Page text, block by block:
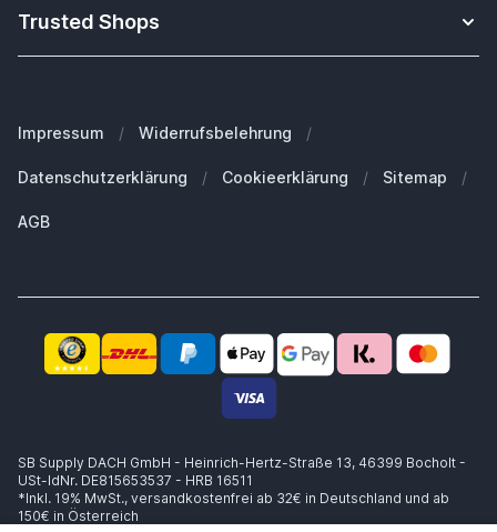
Widerrufsbelehrung
Hier widerrufen
Für Geschäftskunden
Trusted Shops Zertifikat
Kompetente Beratung
14 Tage Widerrufsrecht
Käuferschutz bis zu €20.000
Tablet-Unterrichtsmaterial
Welche Airpods habe ich?
Welchen MagSafe brauche ich?
Über uns
Arbeiten bei SB Supply
Trusted Shops
Impressum / Widerrufsbelehrung /
Datenschutzerklärung / Cookieerklärung / Sitemap /
AGB
SB Supply DACH GmbH - Heinrich-Hertz-Straße 13, 46399 Bocholt -
USt-IdNr. DE815653537 - HRB 16511
*Inkl. 19% MwSt., versandkostenfrei ab 32€ in Deutschland und ab
150€ in Österreich